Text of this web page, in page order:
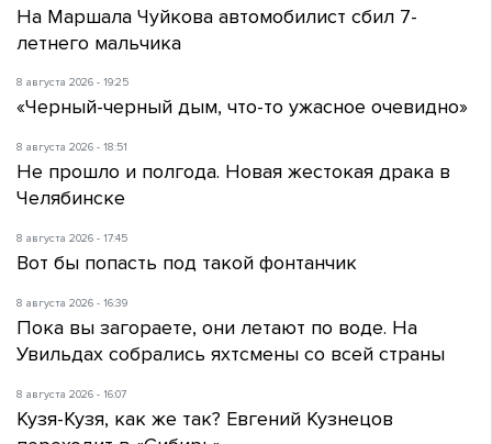
На Маршала Чуйкова автомобилист сбил 7-
летнего мальчика
8 августа 2026 - 19:25
«Черный-черный дым, что-то ужасное очевидно»
8 августа 2026 - 18:51
Не прошло и полгода. Новая жестокая драка в
Челябинске
8 августа 2026 - 17:45
Вот бы попасть под такой фонтанчик
8 августа 2026 - 16:39
Пока вы загораете, они летают по воде. На
Увильдах собрались яхтсмены со всей страны
8 августа 2026 - 16:07
Кузя-Кузя, как же так? Евгений Кузнецов